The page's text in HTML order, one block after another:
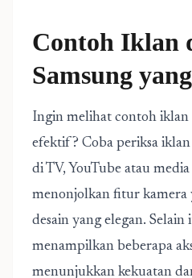
Contoh Iklan
Samsung
Ingin melihat contoh iklan
efektif? Coba periksa
di TV, YouTube atau
menonjolkan fitur kamera
desain yang elegan.
menampilkan beberapa
menunjukkan kekuatan